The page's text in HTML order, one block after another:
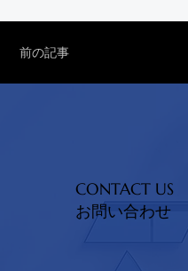
前の記事
CONTACT US
お問い合わせ